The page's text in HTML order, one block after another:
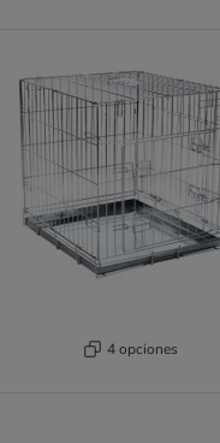
4 opciones